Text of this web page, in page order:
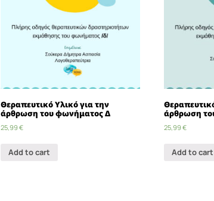
Θεραπευτικό Υλικό για την
άρθρωση του φωνήματος Δ
25,99 €
Add to cart
άρθρωση
25,99 €
Add to cart